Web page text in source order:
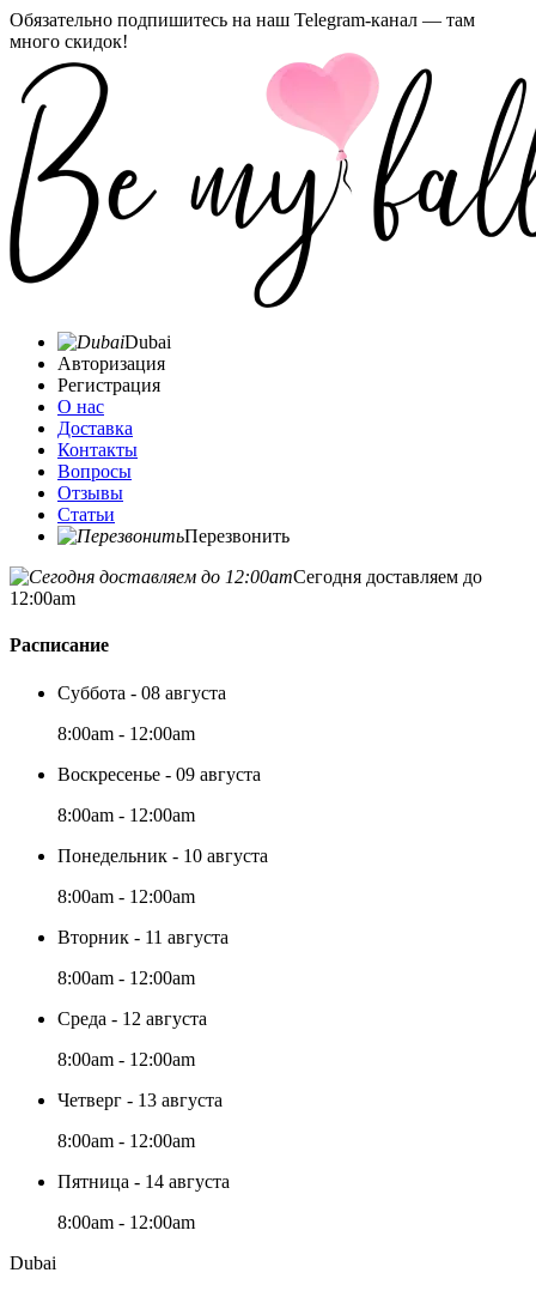
Обязательно подпишитесь на наш Telegram-канал — там
много скидок!
Dubai
Авторизация
Регистрация
О нас
Доставка
Контакты
Вопросы
Отзывы
Статьи
Перезвонить
Сегодня доставляем до
12:00am
Расписание
Суббота - 08 августа
8:00am - 12:00am
Воскресенье - 09 августа
8:00am - 12:00am
Понедельник - 10 августа
8:00am - 12:00am
Вторник - 11 августа
8:00am - 12:00am
Среда - 12 августа
8:00am - 12:00am
Четверг - 13 августа
8:00am - 12:00am
Пятница - 14 августа
8:00am - 12:00am
Dubai